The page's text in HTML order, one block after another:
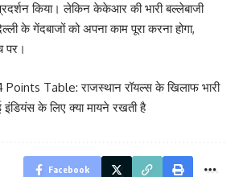
किया। लेकिन केकेआर की भारी बल्लेबाजी
के गेंदबाजों को अपना काम पूरा करना होगा,
पर।
Table: राजस्थान रॉयल्स के खिलाफ भारी
इंडियंस के लिए क्या मायने रखती है
Facebook